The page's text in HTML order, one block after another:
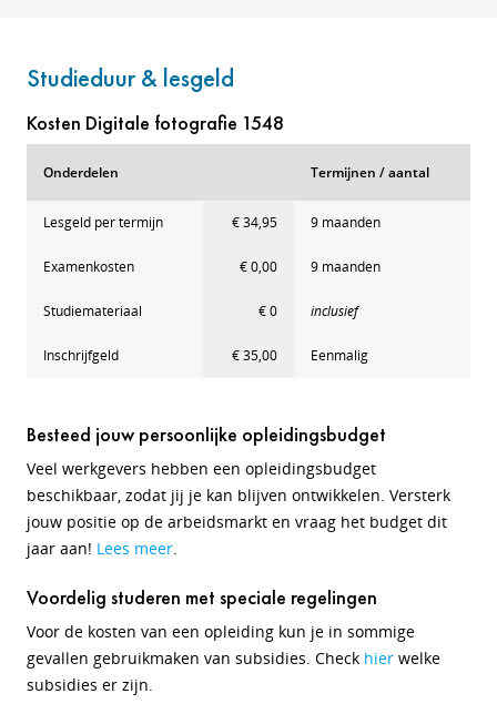
Studieduur & lesgeld
Kosten Digitale fotografie 1548
Onderdelen Termijnen / aantal
Lesgeld per termijn € 34,95 9 maanden
Examenkosten € 0,00 9 maanden
Studiemateriaal € 0 inclusief
Inschrijfgeld € 35,00 Eenmalig
Besteed jouw persoonlijke opleidingsbudget
Veel werkgevers hebben een opleidingsbudget
beschikbaar, zodat jij je kan blijven ontwikkelen. Versterk
jouw positie op de arbeidsmarkt en vraag het budget dit
jaar aan! Lees meer.
Voordelig studeren met speciale regelingen
Voor de kosten van een opleiding kun je in sommige
gevallen gebruikmaken van subsidies. Check hier welke
subsidies er zijn.